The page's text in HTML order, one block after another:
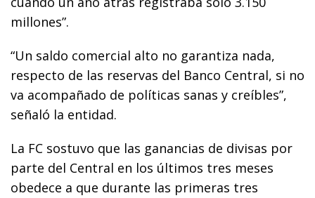
millones”.
“Un saldo comercial alto no garantiza nada,
respecto de las reservas del Banco Central, si no
va acompañado de políticas sanas y creíbles”,
señaló la entidad.
La FC sostuvo que las ganancias de divisas por
parte del Central en los últimos tres meses
obedece a que durante las primeras tres